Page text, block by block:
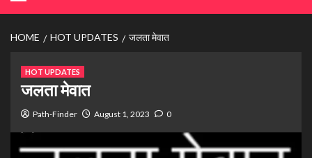
HOME HOT UPDATES जलता मेवात
HOT UPDATES
जलता मेवात
Path-Finder August 1, 2023 0